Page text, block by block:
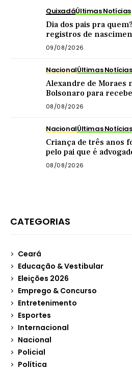
QuixadáÚltimas Notícias
Dia dos pais pra
registros de
nome do pai em
09/08/2026
NacionalÚltimas Notícias
Alexandre de Moraes
Bolsonaro para
dia dos pais
08/08/2026
NacionalÚltimas Notícias
Criança de três anos
pelo pai que é
pensão
08/08/2026
CATEGORIAS
Ceará
Educação & Vestibular
Eleições 2026
Emprego & Concurso
Entretenimento
Esportes
Internacional
Nacional
Policial
Política